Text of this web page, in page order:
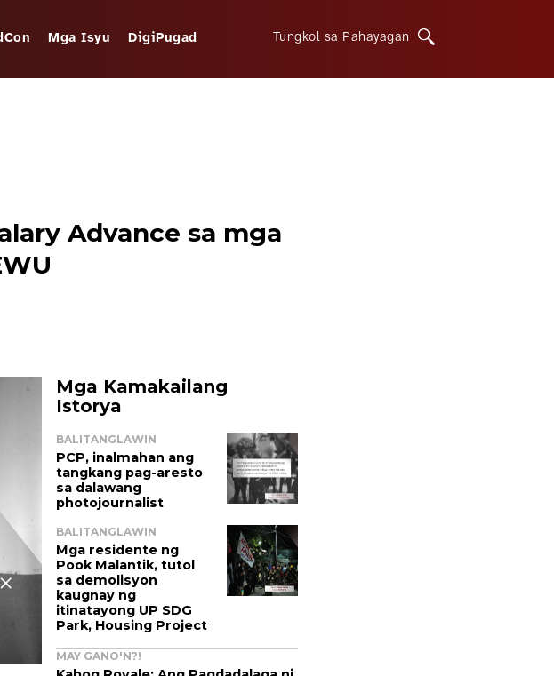
Mga Isyu DigiPugad Tungkol sa Pahayagan
Advance sa mga
Mga Kamakailang
Istorya
BALITANGLAWIN
PCP, inalmahan ang
tangkang pag-aresto
sa dalawang
photojournalist
BALITANGLAWIN
Mga residente ng
Pook Malantik, tutol
sa demolisyon
kaugnay ng
itinatayong UP SDG
Park, Housing Project
MAY GANO'N?!